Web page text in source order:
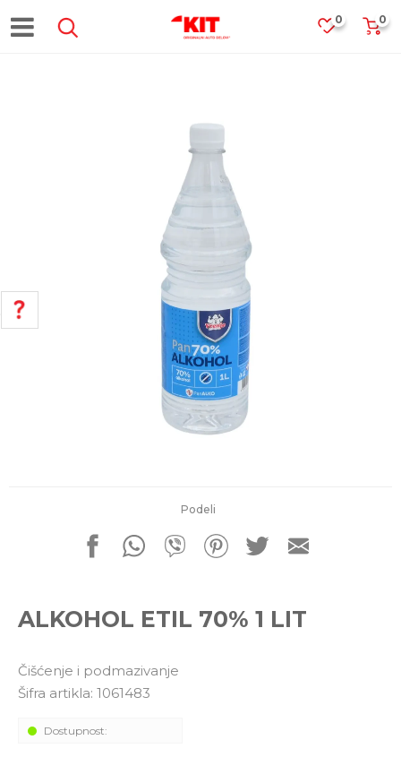
0
0
Podeli
ALKOHOL ETIL 70% 1 LIT
Čišćenje i podmazivanje
Šifra artikla: 1061483
Dostupnost:
POMOĆ PRI KUPOVINI
Za više informacija, pomoć i
Pišite nam
office@kitcommerce.rs